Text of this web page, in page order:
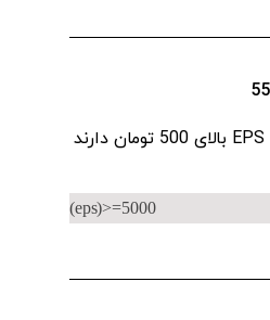
(eps)>=5000